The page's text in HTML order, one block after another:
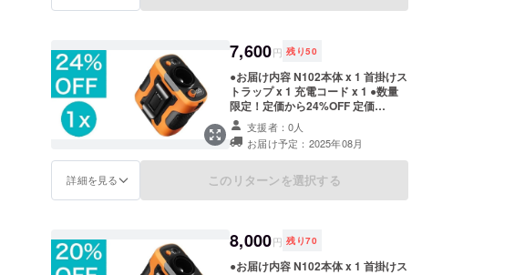
7,600円 残り50
●お届け内容 N102本体 x 1 首掛けス
トラップ x 1 充電コード x 1 ●数量
限定！定価から24%OFF 定価
10,000円（税込）→ 7,600円（税
込） ※販売価格は送料込みです。 ※
ご注文状況、使用部材の供給状況、
製造工程上の都合等により出荷時期
が遅れる場合があります。
支援者：0人
お届け予定：2025年08月
詳細を見る このリターンを選択する
8,000円 残り70
●お届け内容 N102本体 x 1 首掛けス